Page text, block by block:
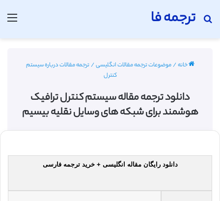
ترجمه فا
جستجو برای
خانه/موضوعات ترجمه مقالات انگلیسی/ترجمه مقالات درباره سیستم
کنترل
دانلود ترجمه مقاله سیستم کنترل ترافیک
هوشمند برای شبکه های وسایل نقلیه بیسیم
دانلود رایگان مقاله انگلیسی + خرید ترجمه فارسی